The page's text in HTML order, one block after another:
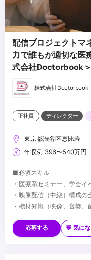
配信プロジェクトマ
力で誰もが適切な医
式会社Doctorbook＞
株式会社Doctorbook
正社員 ディレクター
東京都渋谷区恵比寿
年収例 396〜540万円
■必須スキル
・医療系セミナー、学会
・映像配信（中継）構成の
・機材知識（映像、音響、
・スチール撮影経験
・音響・PA経験
応募する 💬 気に